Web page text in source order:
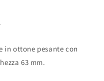
in ottone pesante con
63 mm.